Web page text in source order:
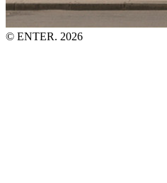
© ENTER. 2026